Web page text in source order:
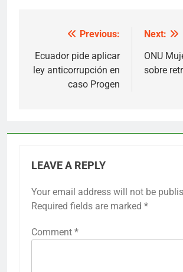
navigation
Previous:
Ecuador pide aplicar
ley anticorrupción en
caso Progen
Next:
ONU
sobre
LEAVE A REPLY
Your email address will not be
Required fields are marked *
Comment *